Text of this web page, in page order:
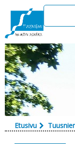
Siirry sisältöön
Etusivu